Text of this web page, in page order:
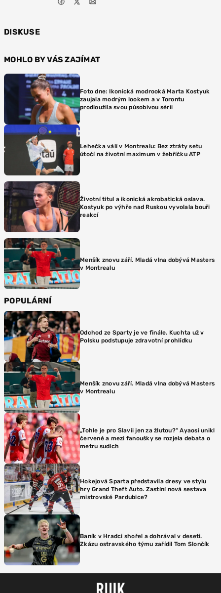
DISKUSE
MOHLO BY VÁS ZAJÍMAT
Foto dne: Ikonická modrooká Marta Kostyuk
zaujala modrým lookem a v Torontu
prodloužila svou působivou sérii
Lehečka válí v Montrealu: Bez ztráty setu
útočí na životní maximum v žebříčku ATP
Životní titul a ikonická akrobatická oslava.
Kostyuk po výhře nad Ruskou vyvolala bouři
reakcí
Menšík znovu září. Mladá vlna dobývá Masters
v Montrealu
POPULÁRNÍ
Odchod ze Sparty je ve finále. Kuchta už v
Polsku podstupuje zdravotní prohlídku
Menšík znovu září. Mladá vlna dobývá Masters
v Montrealu
„Tohle je pro Slavii jen za žlutou?“ Ayaosi unikl
červené a mezi fanoušky se rozjela debata o
metru sudích
Hokejová Sparta představila dresy ve stylu
hry Grand Theft Auto. Zastíní nová sestava
mistrovské Pardubice?
Baník v Hradci shořel a dohrával v deseti.
Zkázu ostravského týmu zařídil Tom Slončík